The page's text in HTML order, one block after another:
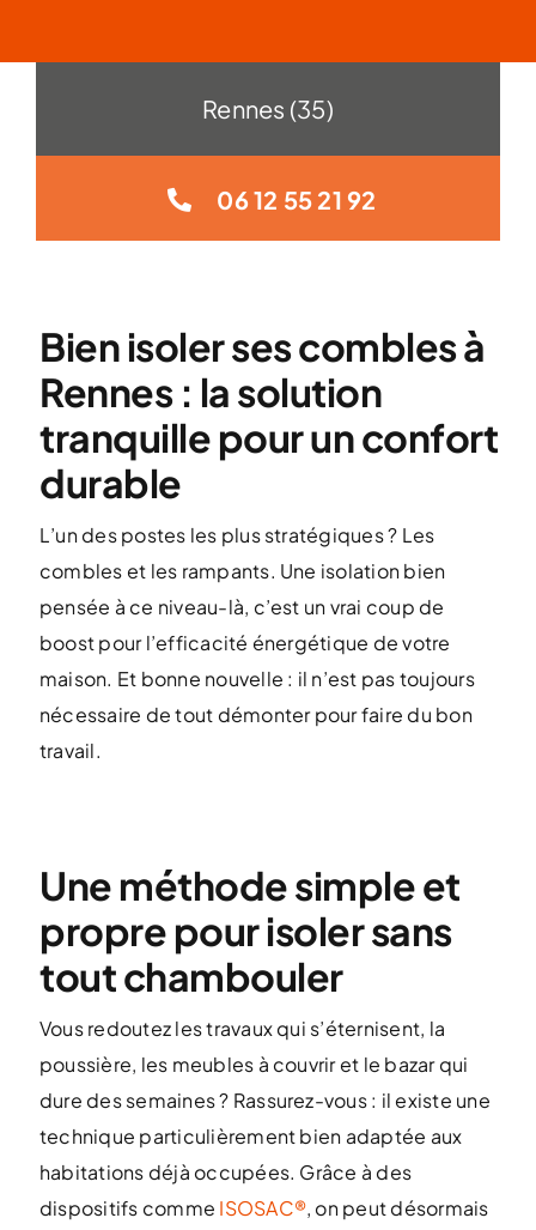
Rennes (35)
06 12 55 21 92
Bien isoler ses combles à
Rennes : la solution
tranquille pour un confort
durable
L’un des postes les plus stratégiques ? Les
combles et les rampants. Une isolation bien
pensée à ce niveau-là, c’est un vrai coup de
boost pour l’efficacité énergétique de votre
maison. Et bonne nouvelle : il n’est pas toujours
nécessaire de tout démonter pour faire du bon
travail.
Une méthode simple et
propre pour isoler sans
tout chambouler
Vous redoutez les travaux qui s’éternisent, la
poussière, les meubles à couvrir et le bazar qui
dure des semaines ? Rassurez-vous : il existe une
technique particulièrement bien adaptée aux
habitations déjà occupées. Grâce à des
dispositifs comme ISOSAC®, on peut désormais